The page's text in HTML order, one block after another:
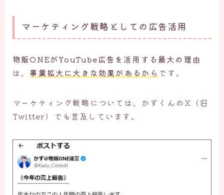
マーケティング戦略としての広告活用
物販ONEがYouTube広告を活用する最大の理由
は、 事業拡大に大きな効果があるから です。
マーケティング戦略については、かずくんのX（旧
Twitter）でも言及しています。